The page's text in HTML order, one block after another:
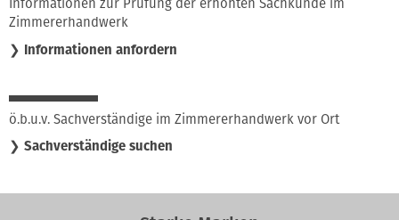
Informationen zur Prüfung der erhöhten Sachkunde im
Zimmererhandwerk
❯ Informationen anfordern
ö.b.u.v. Sachverständige im Zimmererhandwerk vor Ort
❯ Sachverständige suchen